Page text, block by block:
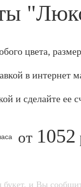
цвета,
в интернет
и сделайте ее
от 1052
букет, и Вы